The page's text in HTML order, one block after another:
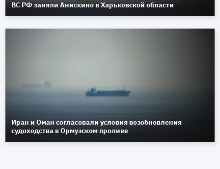
ВС РФ заняли Анискино в Харьковской области
Иран и Оман согласовали условия возобновления
судоходства в Ормузском проливе